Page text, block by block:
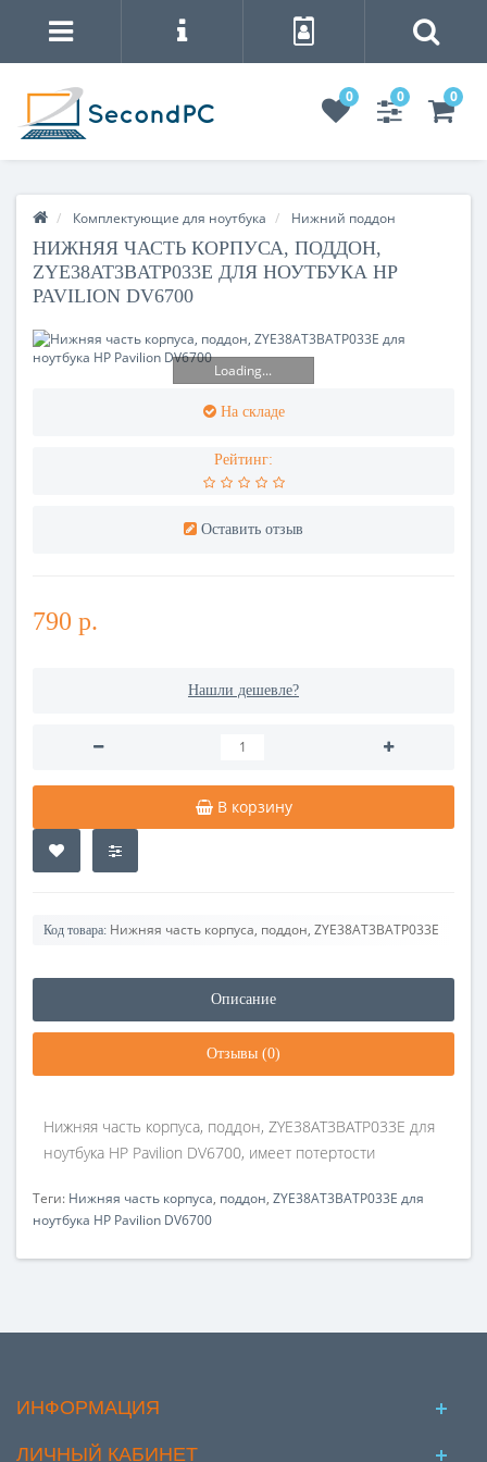
0 0 0
Комплектующие для ноутбука Нижний поддон
НИЖНЯЯ ЧАСТЬ КОРПУСА, ПОДДОН,
ZYE38AT3BATP033E ДЛЯ НОУТБУКА HP
PAVILION DV6700
Loading...
На складе
Рейтинг:
Оставить отзыв
790 р.
Нашли дешевле?
В корзину
Код товара: Нижняя часть корпуса, поддон, ZYE38AT3BATP033E
Описание
Отзывы (0)
Нижняя часть корпуса, поддон, ZYE38AT3BATP033E для
ноутбука HP Pavilion DV6700, имеет потертости
Теги: Нижняя часть корпуса, поддон, ZYE38AT3BATP033E для
ноутбука HP Pavilion DV6700
ИНФОРМАЦИЯ
ЛИЧНЫЙ КАБИНЕТ